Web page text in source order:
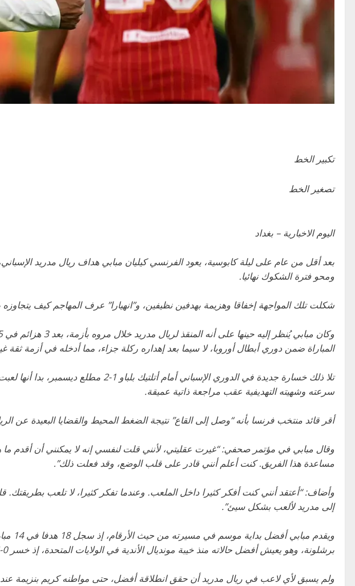
تكبير الخط
تصغير الخط
اليوم الاخبارية – بغداد
بعد أقل من عام على ليلة كابوسية، يعود الفرنسي كيليان مبابي هداف ريال مدريد الإسباني،
ومحو فترة الشكوك نهائيا.
شكلت تلك المواجهة إخفاقا وهزيمة بهدفين نظيفين، و”انهيارا” عرف المهاجم كيف يتجاوزه
المباراة ضمن دوري أبطال أوروبا، لا سيما بعد إهداره ركلة جزاء، مما أدخله في أزمة ثقة
تلا ذلك خسارة جديدة في الدوري
سرعته وشهيته التهديفية عقب مراجعة ذاتية عميقة.
أقر قائد منتخب فرنسا بأنه “وصل إلى القاع” نتيجة الضغط المحيط والقضايا البعيدة عن
وقال مبابي في مؤتمر صحفي: “غيرت عقليتي، لأنني قلت لنفسي إنه لا يمكنني أن أقدم
مساعدة هذا الفريق. كنت أعلم أنني قادر على قلب الوضع، وقد فعلت ذلك”.
وأضاف: “أعتقد أنني كنت أفكر كثيرا داخل الملعب. وعندما تفكر كثيرا، لا تلعب
إلى مدريد لألعب بشكل سيئ”.
برشلونة، وهو يعيش أفضل حالاته منذ خيبة مونديال الأندية في الولايات المتحدة، إذ خسر 0-4 في نصف النهائي أمام فريقه السابق باريس سان جرمان.